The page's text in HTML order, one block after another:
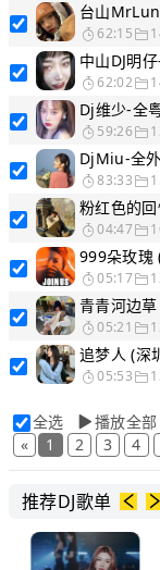
台山
62:15
中山DJ明
62:02
Dj维少-全
59:26
DjMiu-全
83:33
粉红色的
04:47
999朵玫瑰
05:17
青青河边
05:21
追梦人 (深
05:53
全选 播放全部
«
1 2 3 4
推荐DJ歌单